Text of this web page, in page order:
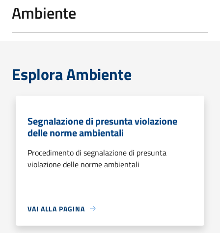
Ambiente
Esplora Ambiente
Segnalazione di presunta violazione
delle norme ambientali
Procedimento di segnalazione di presunta
violazione delle norme ambientali
VAI ALLA PAGINA